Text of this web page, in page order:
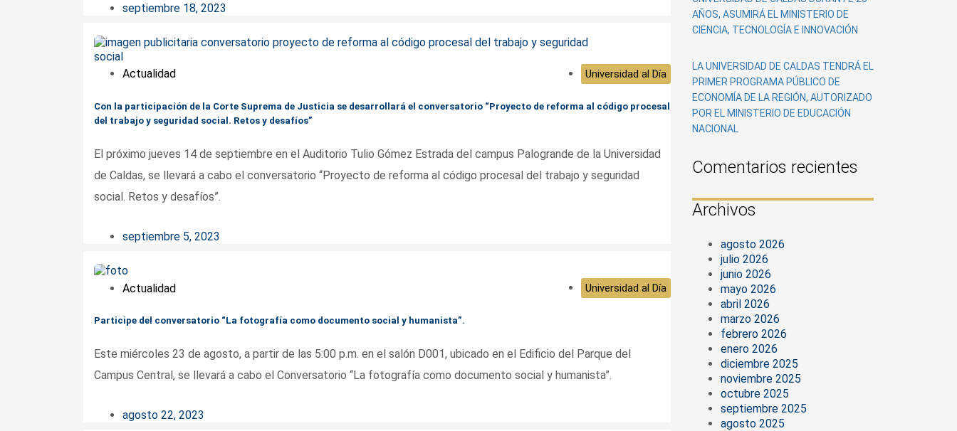
septiembre 18, 2023
Actualidad Universidad al Día
Con la participación de la Corte Suprema de Justicia se desarrollará el conversatorio “Proyecto de reforma al código procesal
del trabajo y seguridad social. Retos y desafíos”
El próximo jueves 14 de septiembre en el Auditorio Tulio Gómez Estrada del campus Palogrande de la Universidad
de Caldas, se llevará a cabo el conversatorio “Proyecto de reforma al código procesal del trabajo y seguridad
social. Retos y desafíos”.
septiembre 5, 2023
Actualidad Universidad al Día
Participe del conversatorio “La fotografía como documento social y humanista”.
Este miércoles 23 de agosto, a partir de las 5:00 p.m. en el salón D001, ubicado en el Edificio del Parque del
Campus Central, se llevará a cabo el Conversatorio “La fotografía como documento social y humanista”.
agosto 22, 2023
AÑOS, ASUMIRÁ EL MINISTERIO DE
CIENCIA, TECNOLOGÍA E INNOVACIÓN
LA UNIVERSIDAD DE CALDAS TENDRÁ EL
PRIMER PROGRAMA PÚBLICO DE
ECONOMÍA DE LA REGIÓN, AUTORIZADO
POR EL MINISTERIO DE EDUCACIÓN
NACIONAL
Comentarios recientes
Archivos
agosto 2026
julio 2026
junio 2026
mayo 2026
abril 2026
marzo 2026
febrero 2026
enero 2026
diciembre 2025
noviembre 2025
octubre 2025
septiembre 2025
agosto 2025